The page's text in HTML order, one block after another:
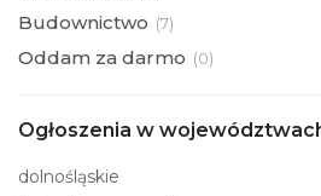
Budownictwo (7)
Oddam za darmo (0)
Ogłoszenia w
dolnośląskie